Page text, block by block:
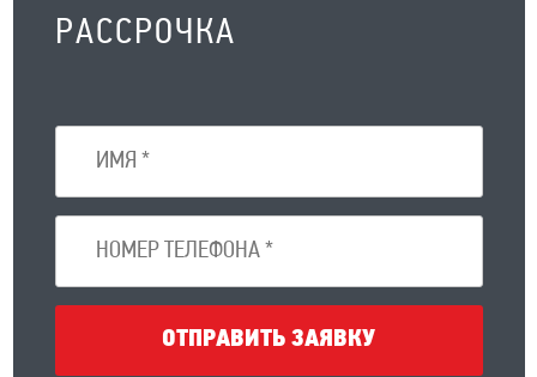
РАССРОЧКА
ОТПРАВИТЬ ЗАЯВКУ